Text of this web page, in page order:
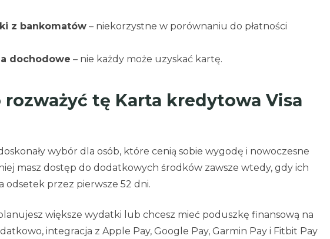
z bankomatów – niekorzystne w porównaniu do płatności
dochodowe – nie każdy może uzyskać kartę.
tę Karta kredytowa Visa
wybór dla osób, które cenią sobie wygodę i nowoczesne
masz dostęp do dodatkowych środków zawsze wtedy, gdy ich
odsetek przez pierwsze 52 dni.
większe wydatki lub chcesz mieć poduszkę finansową na
integracja z Apple Pay, Google Pay, Garmin Pay i Fitbit Pay